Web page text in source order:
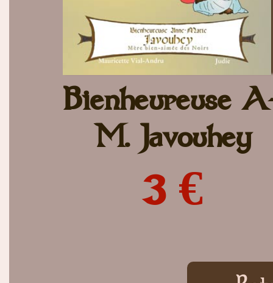
Bienheureuse
M. Javouhey
3 €